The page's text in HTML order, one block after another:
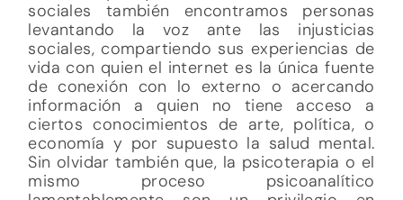
sociales también encontramos personas
levantando la voz ante las injusticias
sociales, compartiendo sus experiencias de
vida con quien el internet es la única fuente
de conexión con lo externo o acercando
información a quien no tiene acceso a
ciertos conocimientos de arte, política, o
economía y por supuesto la salud mental.
Sin olvidar también que, la psicoterapia o el
mismo proceso psicoanalítico